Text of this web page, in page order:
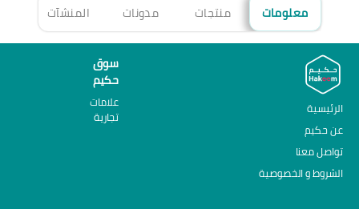
معلومات منتجات مدونات المنشآت
الرئيسية
عن حكيم
تواصل معنا
الشروط و الخصوصية
سوق
حكيم
علامات
تجارية